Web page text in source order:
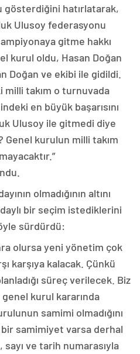
gösterdiğini hatırlatarak,
Ulusoy federasyonu
gitme hakkı
kurul oldu, Hasan Doğan
Doğan ve ekibi ile gidildi.
takım o turnuvada
en büyük başarısını
Ulusoy ile gitmedi diye
kurulun milli takım
olmadığının altını
bir seçim istediklerini
sürdürdü:
olursa yeni yönetim çok
karşıya kalacak. Çünkü
süreç verilecek. Biz
kurul kararında
samimi olmadığını
samimiyet varsa derhal
ve tarih numarasıyla